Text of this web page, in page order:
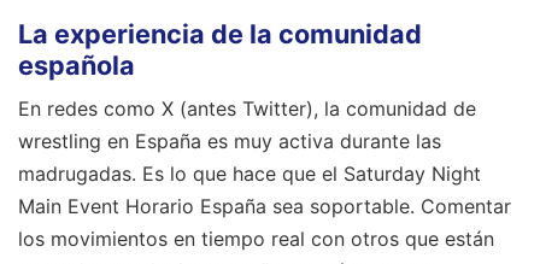
La experiencia de la comunidad
española
En redes como X (antes Twitter), la comunidad de
wrestling en España es muy activa durante las
madrugadas. Es lo que hace que el Saturday Night
Main Event Horario España sea soportable. Comentar
los movimientos en tiempo real con otros que están